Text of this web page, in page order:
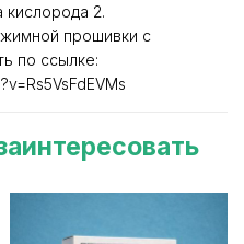
кислорода 2.
прошивки с
по ссылке: